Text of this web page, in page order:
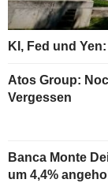
KI, Fed und
Atos Group:
Vergessen
Banca Monte
um 4,4%